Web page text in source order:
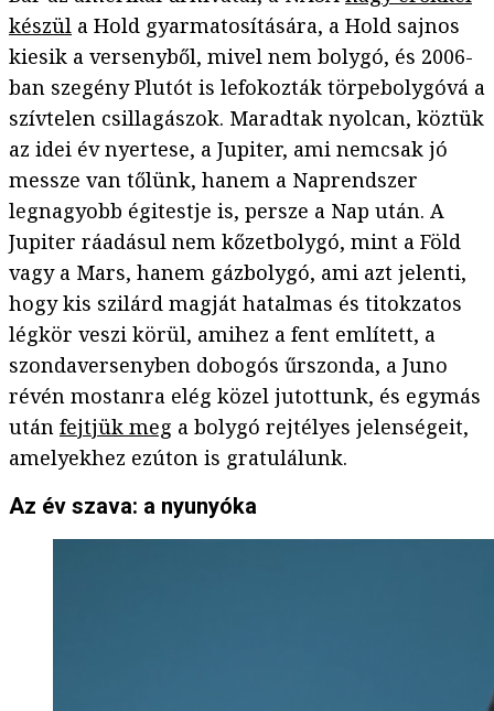
készül a Hold gyarmatosítására, a Hold sajnos
kiesik a versenyből, mivel nem bolygó, és 2006-
ban szegény Plutót is lefokozták törpebolygóvá a
szívtelen csillagászok. Maradtak nyolcan, köztük
az idei év nyertese, a Jupiter, ami nemcsak jó
messze van tőlünk, hanem a Naprendszer
legnagyobb égitestje is, persze a Nap után. A
Jupiter ráadásul nem kőzetbolygó, mint a Föld
vagy a Mars, hanem gázbolygó, ami azt jelenti,
hogy kis szilárd magját hatalmas és titokzatos
légkör veszi körül, amihez a fent említett, a
szondaversenyben dobogós űrszonda, a Juno
révén mostanra elég közel jutottunk, és egymás
után fejtjük meg a bolygó rejtélyes jelenségeit,
amelyekhez ezúton is gratulálunk.
Az év szava: a nyunyóka